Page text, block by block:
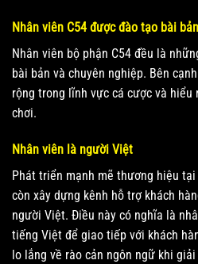
Nhân viên C54 được đào tạo bài bản
Nhân viên bộ phận C54 đều là
bài bản và chuyên nghiệp. Bên
rộng trong lĩnh vực cá cược và hiểu
chơi.
Nhân viên là người Việt
Phát triển mạnh mẽ thương hiệu
còn xây dựng kênh hỗ trợ khách
người Việt. Điều này có nghĩa là
tiếng Việt để giao tiếp với khách
lo lắng về rào cản ngôn ngữ khi